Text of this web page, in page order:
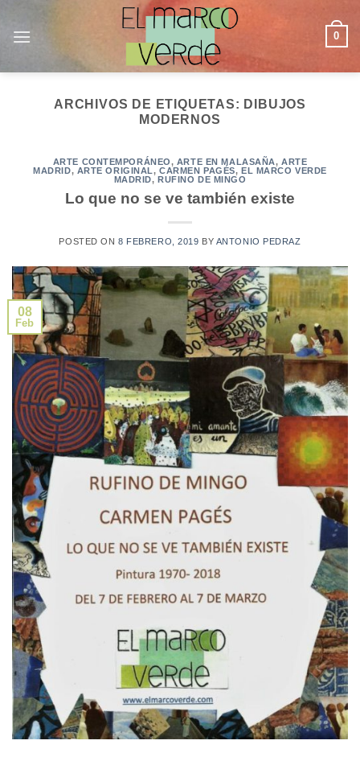
0
ARCHIVOS DE ETIQUETAS: DIBUJOS
MODERNOS
ARTE CONTEMPORÁNEO, ARTE EN MALASAÑA,ARTE
MADRID, ARTE ORIGINAL,CARMEN PAGÉS, EL MARCO VERDE
MADRID,RUFINO DE MINGO
Lo que no se ve también existe
POSTED ON8 FEBRERO, 2019 BY ANTONIO PEDRAZ
08
Feb